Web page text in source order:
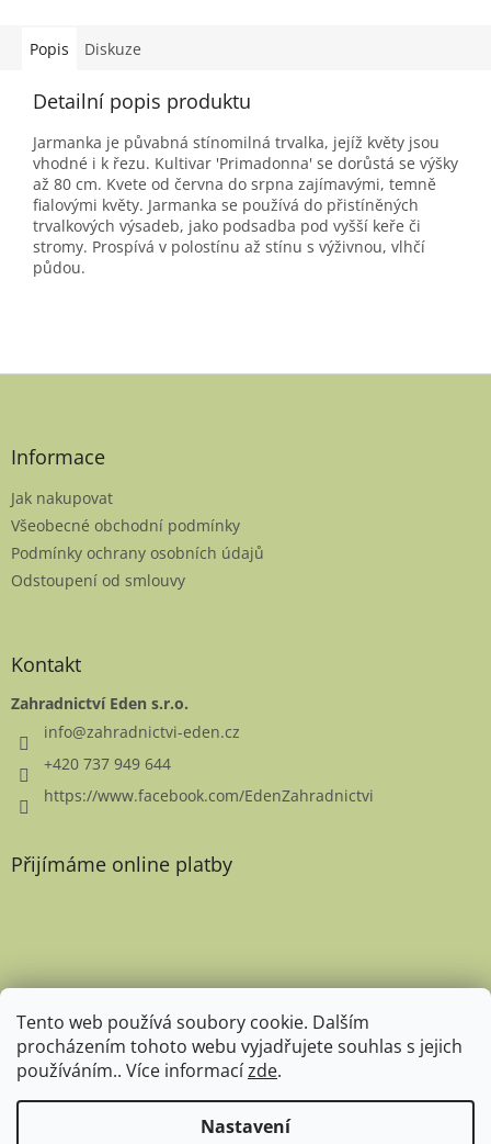
Tento web používá soubory cookie. Dalším
procházením tohoto webu vyjadřujete souhlas s jejich
používáním.. Více informacízde.
Nastavení
Popis Diskuze
Detailní popis produktu
Jarmanka je půvabná stínomilná trvalka, jejíž květy jsou
vhodné i k řezu. Kultivar 'Primadonna' se dorůstá se výšky
až 80 cm. Kvete od června do srpna zajímavými, temně
fialovými květy. Jarmanka se používá do přistíněných
trvalkových výsadeb, jako podsadba pod vyšší keře či
stromy. Prospívá v polostínu až stínu s výživnou, vlhčí
půdou.
Z
Informace
Jak nakupovat
Všeobecné obchodní podmínky
Podmínky ochrany osobních údajů
Odstoupení od smlouvy
Kontakt
Zahradnictví Eden s.r.o.
info@zahradnictvi-eden.cz
+420 737 949 644
https://www.facebook.com/EdenZahradnictvi
Přijímáme online platby
Favicon